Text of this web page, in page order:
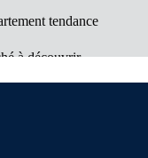
tendance
à découvrir